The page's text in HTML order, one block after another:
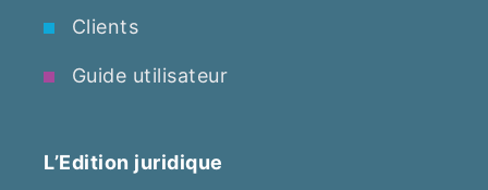
Clients
Guide utilisateur
L’Edition juridique